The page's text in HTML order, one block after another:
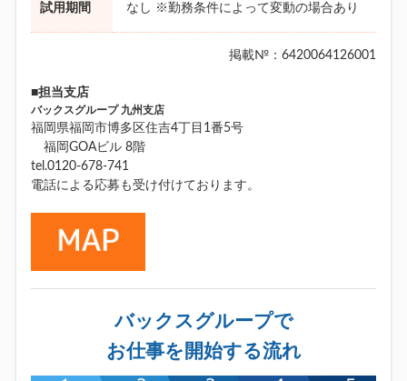
試用期間 なし ※勤務条件によって変動の場合あり
掲載№：6420064126001
■担当支店
バックスグループ 九州支店
福岡県福岡市博多区住吉4丁目1番5号
福岡GOAビル 8階
tel.0120-678-741
電話による応募も受け付けております。
バックスグループで
お仕事を開始する流れ